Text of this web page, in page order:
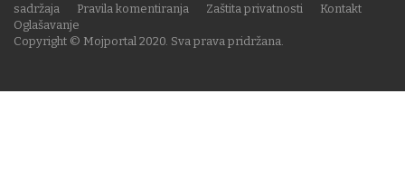
Copyright © Mojportal 2020. Sva prava pridržana.
sadržaja
Pravila komentiranja Zaštita privatnosti
Kontakt
Oglašavanje